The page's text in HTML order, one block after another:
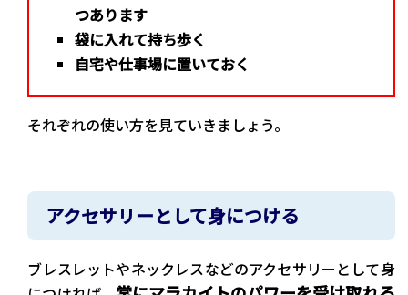
つあります
袋に入れて持ち歩く
自宅や仕事場に置いておく
それぞれの使い方を見ていきましょう。
アクセサリーとして身につける
ブレスレットやネックレスなどのアクセサリーとして身